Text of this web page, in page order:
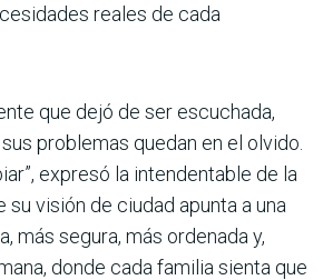
reales de cada
que dejó de ser escuchada,
problemas quedan en el olvido.
expresó la intendentable de la
su visión de ciudad apunta a una
más segura, más ordenada y,
donde cada familia sienta que